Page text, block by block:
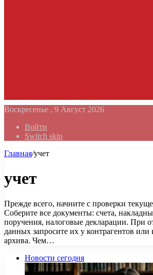
Воскресенье , 9 Август 2026
Войти
Switch skin
Главная/учет
учет
Прежде всего, начните с проверки
Соберите все документы: счета,
поручения, налоговые декларации. При
данных запросите их у контрагентов или
архива. Чем…
Новости сегодня